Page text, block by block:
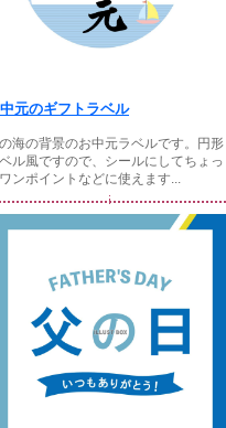
元のギフトラベル
海の背景のお中元ラベルです。円形
ル風ですので、シールにしてちょっ
ンポイントなどに使えます...